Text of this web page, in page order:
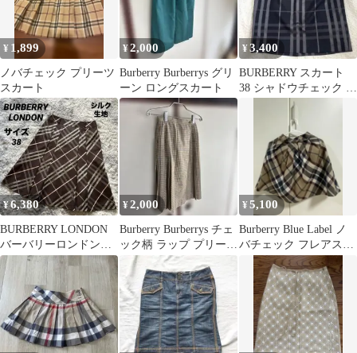
¥ 1,899
ノバチェック プリーツ
スカート
¥2,000
Burberry Burberrys グリ
ーン ロングスカート
¥3,400
BURBERRY スカート
38 シャドウチェック ブ
ラック グレー シルク混
¥6,380
BURBERRY LONDON
バーバリーロンドン
フレアスカート シルク
混
¥2,000
Burberry Burberrys チェ
ック柄 ラップ プリーツ
スカート
¥5,100
Burberry Blue Label ノ
バチェック フレアスカ
ート